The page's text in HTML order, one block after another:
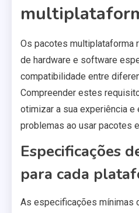
Os pacotes multiplataforma
de hardware e software
compatibilidade entre
Compreender estes
otimizar a sua experiência e
problemas ao usar pacotes
Especificações
para cada
As especificações mínimas